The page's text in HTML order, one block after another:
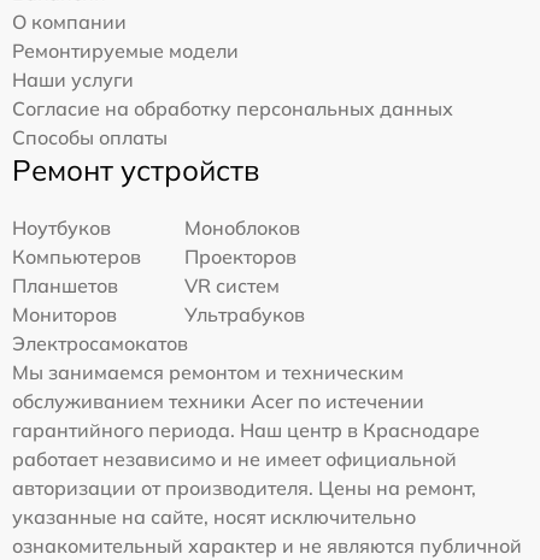
О компании
Ремонтируемые модели
Наши услуги
Согласие на обработку персональных данных
Способы оплаты
Ремонт устройств
Ноутбуков
Моноблоков
Компьютеров
Проекторов
Планшетов
VR систем
Мониторов
Ультрабуков
Электросамокатов
Мы занимаемся ремонтом и техническим
обслуживанием техники Acer по истечении
гарантийного периода. Наш центр в Краснодаре
работает независимо и не имеет официальной
авторизации от производителя. Цены на ремонт,
указанные на сайте, носят исключительно
ознакомительный характер и не являются публичной